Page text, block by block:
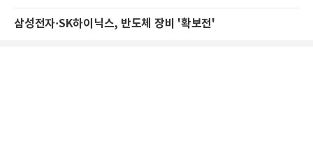
삼성전자·SK하이닉스, 반도체 장비 '확보전'